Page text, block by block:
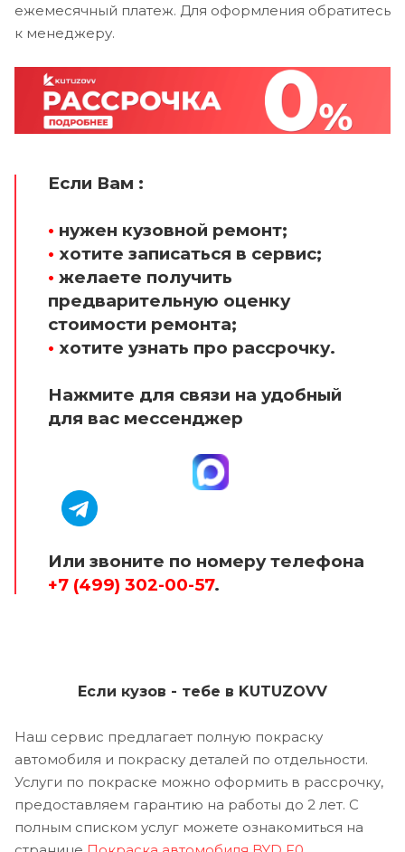
ежемесячный платеж. Для оформления обратитесь
к менеджеру.
Если Вам :
• нужен кузовной ремонт;
• хотите записаться в сервис;
• желаете получить
предварительную оценку
стоимости ремонта;
• хотите узнать про рассрочку.
Нажмите для связи на удобный
для вас мессенджер
Или звоните по номеру телефона
+7 (499) 302-00-57.
Если кузов - тебе в KUTUZOVV
Наш сервис предлагает полную покраску
автомобиля и покраску деталей по отдельности.
Услуги по покраске можно оформить в рассрочку,
предоставляем гарантию на работы до 2 лет. С
полным списком услуг можете ознакомиться на